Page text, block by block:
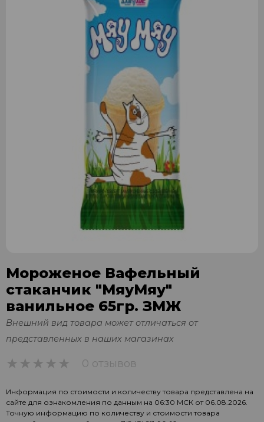
Мороженое Вафельный
стаканчик "МяуМяу"
ванильное 65гр. ЗМЖ
Внешний вид товара может отличаться от
представленных в наших магазинах
0 отзывов
Информация по стоимости и количеству товара представлена на
сайте для ознакомления по данным на 06:30 МСК от 06.08.2026.
Точную информацию по количеству и стоимости товара